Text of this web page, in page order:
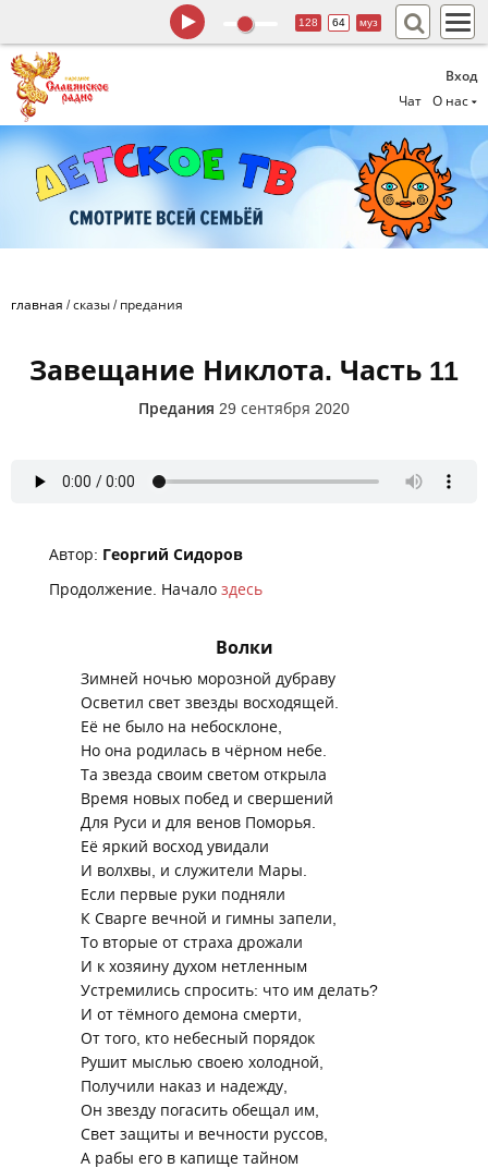
Вход
Чат
О нас
128 64 муз
главная /сказы / предания
Завещание Никлота. Часть 11
Предания 29 сентября 2020
Автор: Георгий Сидоров
Продолжение. Начало здесь
Волки
Зимней ночью морозной дубраву
Осветил свет звезды восходящей.
Её не было на небосклоне,
Но она родилась в чёрном небе.
Та звезда своим светом открыла
Время новых побед и свершений
Для Руси и для венов Поморья.
Её яркий восход увидали
И волхвы, и служители Мары.
Если первые руки подняли
К Сварге вечной и гимны запели,
То вторые от страха дрожали
И к хозяину духом нетленным
Устремились спросить: что им делать?
И от тёмного демона смерти,
От того, кто небесный порядок
Рушит мыслью своею холодной,
Получили наказ и надежду,
Он звезду погасить обещал им,
Свет защиты и вечности руссов,
А рабы его в капище тайном